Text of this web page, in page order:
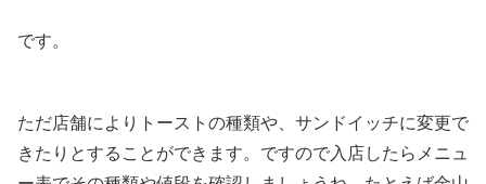
です。
ただ店舗によりトーストの種類や、サンドイッチに変更で
きたりとすることができます。ですので入店したらメニュ